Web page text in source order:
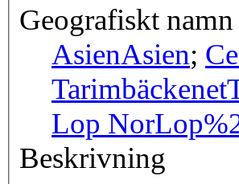
Geografiskt
AsienAsien;
Tarimbäckenet
Lop Nor
Beskrivning